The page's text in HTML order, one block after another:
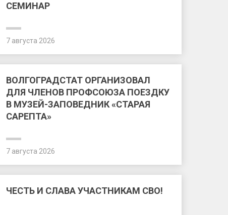
СЕМИНАР
7 августа 2026
ВОЛГОГРАДСТАТ ОРГАНИЗОВАЛ
ДЛЯ ЧЛЕНОВ ПРОФСОЮЗА ПОЕЗДКУ
В МУЗЕЙ-ЗАПОВЕДНИК «СТАРАЯ
САРЕПТА»
7 августа 2026
ЧЕСТЬ И СЛАВА УЧАСТНИКАМ СВО!